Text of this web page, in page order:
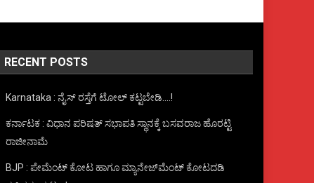
RECENT POSTS
Karnataka : ನೈಸ್ ರಸ್ತೆಗೆ ಟೋಲ್ ಕಟ್ಟಬೇಡಿ….!
ಕರ್ನಾಟಕ : ವಿಧಾನ ಪರಿಷತ್ ಸಭಾಪತಿ ಸ್ಥಾನಕ್ಕೆ ಬಸವರಾಜ ಹೊರಟ್ಟಿ
ರಾಜೀನಾಮೆ
BJP : ಪೇಮೆಂಟ್ ಕೋಟ ಹಾಗೂ ಮ್ಯಾನೇಜ್‍ಮೆಂಟ್ ಕೋಟದಡಿ